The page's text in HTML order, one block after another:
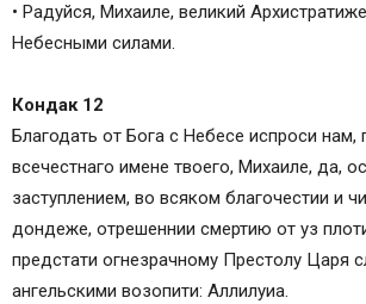
• Радуйся, Михаиле, великий
Небесными силами.
Кондак 12
Благодать от Бога с Небесе испроси
всечестнаго имене твоего, Михаиле, да,
заступлением, во всяком благочестии и
дондеже, отрешеннии смертию от уз
предстати огнезрачному Престолу Царя
ангельскими возопити: Аллилуиа.